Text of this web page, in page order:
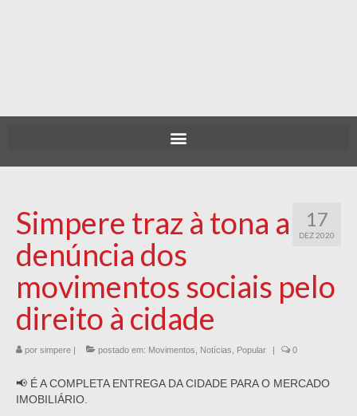
17
DEZ 2020
Simpere traz à tona a
denúncia dos
movimentos sociais pelo
direito à cidade
por simpere | postado em: Movimentos Notícias Popular | 0
📢 É A COMPLETA ENTREGA DA CIDADE PARA O MERCADO
IMOBILIÁRIO.